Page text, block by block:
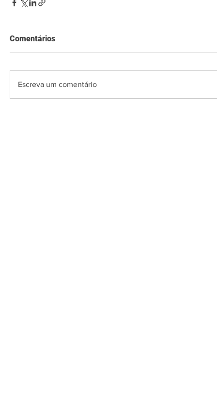
Comentários
Escreva um comentário